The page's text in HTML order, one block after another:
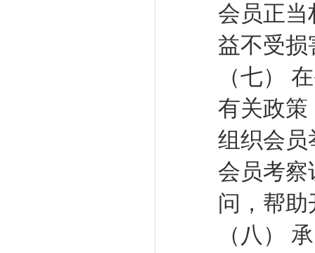
会员正当
益不受损
（七）
有关政策
组织会员
会员考察
问，帮
（八）